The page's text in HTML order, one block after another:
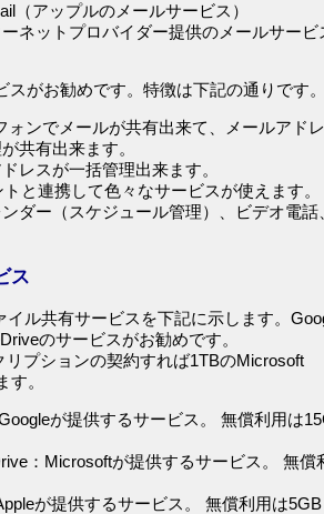
（アップルのメールサービス）
ネットプロバイダー提供のメールサービ
スがお勧めです。特徴は下記の通りです
ォンでメールが共有出来て、メールアド
共有出来ます。
レスが一括管理出来ます。
と連携して色々なサービスが使えます。
ンダー（スケジュール管理）、ビデオ電話
ス
イル共有サービスを下記に示します。
のサービスがお勧めです。
リプションの契約すれば1TBのMicrosoft
す。
が提供するサービス。 無償利用は
：Microsoftが提供するサービス。 無償
が提供するサービス。 無償利用は